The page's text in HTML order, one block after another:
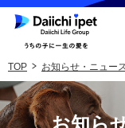
TOP お知らせ・ニュー